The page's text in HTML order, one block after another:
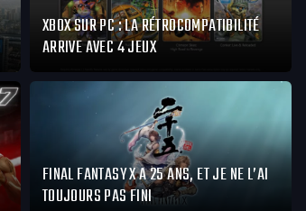
XBOX SUR PC : LA RÉTROCOMPATIBILITÉ
ARRIVE AVEC 4 JEUX
FINAL FANTASY X A 25 ANS, ET JE NE L’AI
TOUJOURS PAS FINI